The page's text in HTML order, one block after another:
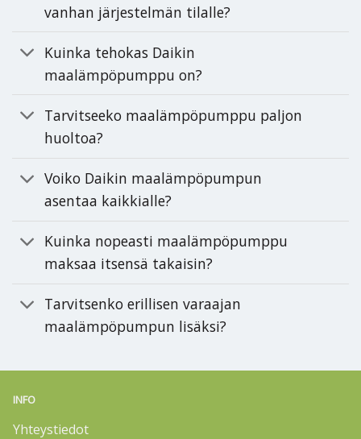
vanhan järjestelmän tilalle?
Kuinka tehokas Daikin
maalämpöpumppu on?
Tarvitseeko maalämpöpumppu paljon
huoltoa?
Voiko Daikin maalämpöpumpun
asentaa kaikkialle?
Kuinka nopeasti maalämpöpumppu
maksaa itsensä takaisin?
Tarvitsenko erillisen varaajan
maalämpöpumpun lisäksi?
INFO
Yhteystiedot